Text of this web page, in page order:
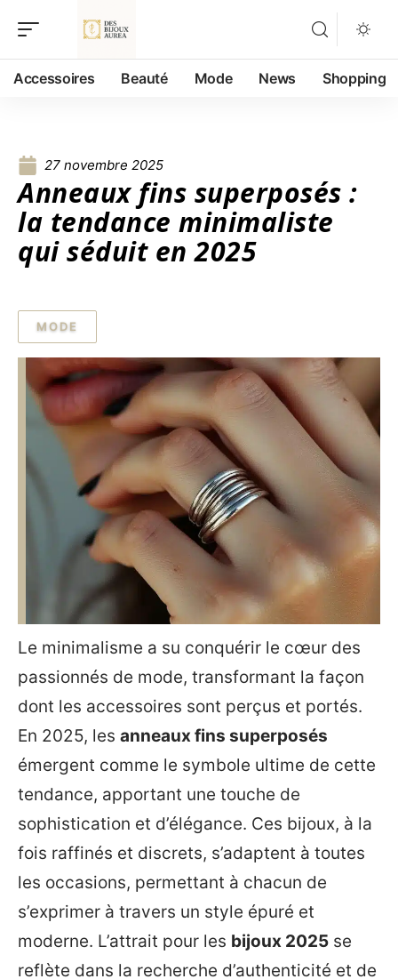
Accessoires Beauté Mode News Shopping
27 novembre 2025
Anneaux fins superposés :
la tendance minimaliste
qui séduit en 2025
MODE
Le minimalisme a su conquérir le cœur des
passionnés de mode, transformant la façon
dont les accessoires sont perçus et portés.
En 2025, les anneaux fins superposés
émergent comme le symbole ultime de cette
tendance, apportant une touche de
sophistication et d’élégance. Ces bijoux, à la
fois raffinés et discrets, s’adaptent à toutes
les occasions, permettant à chacun de
s’exprimer à travers un style épuré et
moderne. L’attrait pour les bijoux 2025 se
reflète dans la recherche d’authenticité et de